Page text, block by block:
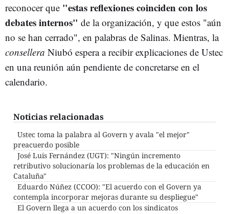
reconocer que "estas reflexiones coinciden con los
debates internos" de la organización, y que estos "aún
no se han cerrado", en palabras de Salinas. Mientras, la
consellera Niubó espera a recibir explicaciones de Ustec
en una reunión aún pendiente de concretarse en el
calendario.
Noticias relacionadas
Ustec toma la palabra al Govern y avala "el mejor"
preacuerdo posible
José Luis Fernández (UGT): "Ningún incremento
retributivo solucionaría los problemas de la educación en
Cataluña"
Eduardo Núñez (CCOO): "El acuerdo con el Govern ya
contempla incorporar mejoras durante su despliegue"
El Govern llega a un acuerdo con los sindicatos